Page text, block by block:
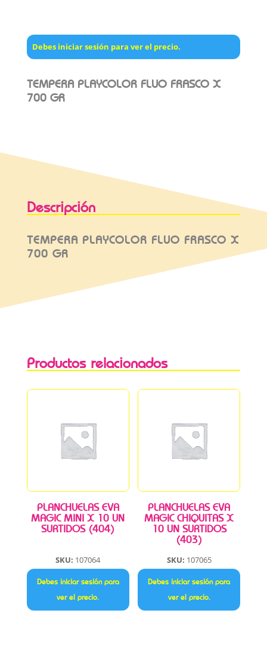
Debes iniciar sesión para ver el precio.
TEMPERA PLAYCOLOR FLUO FRASCO X
700 GR
Descripción
TEMPERA PLAYCOLOR FLUO FRASCO X
700 GR
Productos relacionados
PLANCHUELAS EVA
MAGIC MINI X 10 UN
SURTIDOS (404)
SKU: 107064
Debes iniciar sesión para
ver el precio.
PLANCHUELAS EVA
MAGIC CHIQUITAS X
10 UN SURTIDOS
(403)
SKU: 107065
Debes iniciar sesión para
ver el precio.